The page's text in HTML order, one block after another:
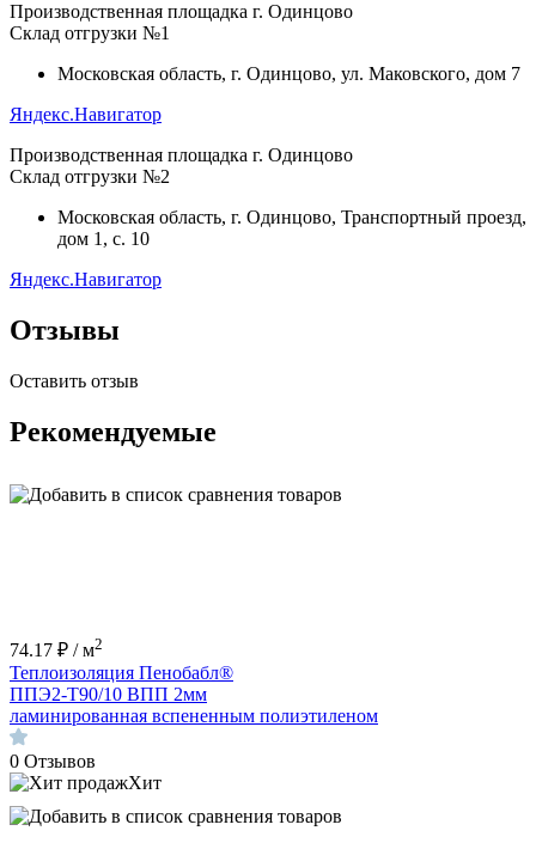
Производственная площадка г. Одинцово
Склад отгрузки №1
Московская область, г. Одинцово, ул. Маковского, дом 7
Яндекс.Навигатор
Производственная площадка г. Одинцово
Склад отгрузки №2
Московская область, г. Одинцово, Транспортный проезд,
дом 1, с. 10
Яндекс.Навигатор
Отзывы
Оставить отзыв
Рекомендуемые
74.17 ₽ / м2
Теплоизоляция Пенобабл®
ППЭ2-Т90/10 ВПП 2мм
ламинированная вспененным полиэтиленом
0 Отзывов
Хит